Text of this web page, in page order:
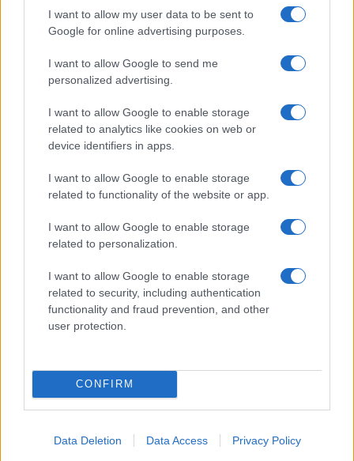
I want to allow my user data to be sent to
Google for online advertising purposes.
I want to allow Google to send me
personalized advertising.
I want to allow Google to enable storage
related to analytics like cookies on web or
device identifiers in apps.
I want to allow Google to enable storage
related to functionality of the website or app.
I want to allow Google to enable storage
related to personalization.
I want to allow Google to enable storage
related to security, including authentication
functionality and fraud prevention, and other
user protection.
CONFIRM
Data Deletion Data Access Privacy Policy
καταβαλλόμενο μίσθωμα αυξάνεται, ετησίως, κατά
ποσοστό 75% του τιμαρίθμου του κόστους ζωής που
προηγούμενους 12 μήνες.
διάστημα αυτό, χωρίς να απαιτείται τίποτε άλλο.
Μάλιστα, θεωρείται ότι ανανεώνεται, για αόριστο χρόνο,
μετά την τριετία όταν μετά την παρέλευση του
συμφωνημένου χρόνου ο μεν ενοικιαστής εξακολουθεί
να χρησιμοποιεί την κατοικία ο δε ιδιοκτήτης δεν
Η μίσθωση αόριστης διάρκειας μετά την παρέλευση της
ενοικιαστή.
Το ενοίκιο καταβάλλεται την ημερομηνία που έχουν
συμφωνήσει ιδιοκτήτης και ενοικιαστής.
ενοικιαστή που πηγάζει από το νόμο αλλά έχει
επικρατήσει ως μισθωτική συνήθεια.
Δεν αποδεχόμαστε και δεν υπογράφουμε όρους που δεν
Σε πολλά συμβόλαια ενοικίασης περιέχονται όροι